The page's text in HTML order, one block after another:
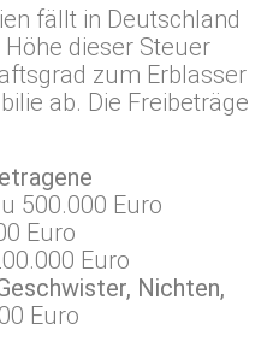
fällt in Deutschland
dieser Steuer
zum Erblasser
ab. Die Freibeträge
500.000 Euro
Euro
Euro
Nichten,
Euro